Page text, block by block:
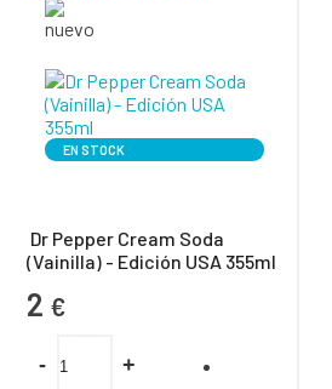
EN STOCK
Dr Pepper Cream Soda
(Vainilla) - Edición USA 355ml
2 €
- +